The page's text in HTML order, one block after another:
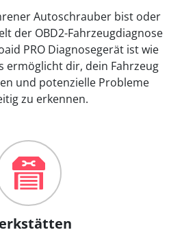
Autoschrauber bist oder
der OBD2-Fahrzeugdiagnose
PRO Diagnosegerät ist wie
ermöglicht dir, dein Fahrzeug
und potenzielle Probleme
zu erkennen.